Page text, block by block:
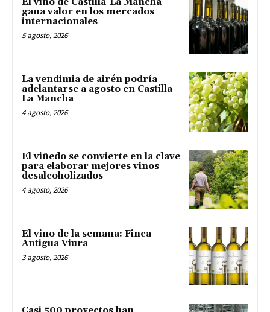
El vino de Castilla-La Mancha
gana valor en los mercados
internacionales
5 agosto, 2026
La vendimia de airén podría
adelantarse a agosto en Castilla-
La Mancha
4 agosto, 2026
El viñedo se convierte en la clave
para elaborar mejores vinos
desalcoholizados
4 agosto, 2026
El vino de la semana: Finca
Antigua Viura
3 agosto, 2026